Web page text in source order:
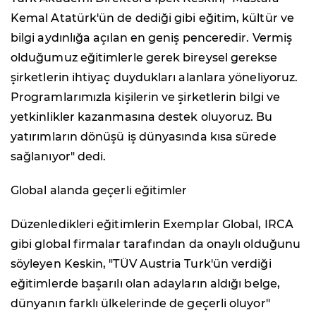
Kemal Atatürk'ün de dediği gibi eğitim, kültür ve
bilgi aydınlığa açılan en geniş penceredir. Vermiş
olduğumuz eğitimlerle gerek bireysel gerekse
şirketlerin ihtiyaç duydukları alanlara yöneliyoruz.
Programlarımızla kişilerin ve şirketlerin bilgi ve
yetkinlikler kazanmasına destek oluyoruz. Bu
yatırımların dönüşü iş dünyasında kısa sürede
sağlanıyor" dedi.
Global alanda geçerli eğitimler
Düzenledikleri eğitimlerin Exemplar Global, IRCA
gibi global firmalar tarafından da onaylı olduğunu
söyleyen Keskin, "TÜV Austria Turk'ün verdiği
eğitimlerde başarılı olan adayların aldığı belge,
dünyanın farklı ülkelerinde de geçerli oluyor"